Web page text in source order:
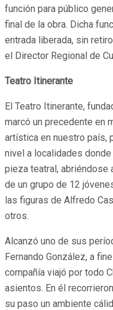
función para público
final de la obra. Dicha
entrada liberada, sin
el Director Regional de
Teatro Itinerante
El Teatro Itinerante,
marcó un precedente en
artística en nuestro país,
nivel a localidades
pieza teatral, abriéndose
de un grupo de 12
las figuras de Alfredo
otros.
Alcanzó uno de sus
Fernando González, a
compañía viajó por todo
asientos. En él
su paso un ambiente